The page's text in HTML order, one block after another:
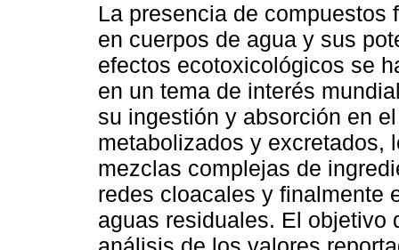
La presencia de compuestos
en cuerpos de agua y sus
efectos ecotoxicológicos se
en un tema de interés
su ingestión y absorción en
metabolizados y excretados,
mezclas complejas de
redes cloacales y finalmente
aguas residuales. El objetivo